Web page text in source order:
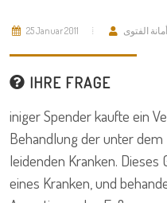
25 Januar 2011 أمانة الفتوى
IHRE FRAGE
iniger Spender kaufte ein
Behandlung der unter
leidenden Kranken. Dieses
eines Kranken, und